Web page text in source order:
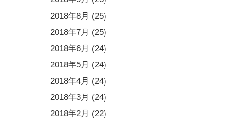
2018年8月 (25)
2018年7月 (25)
2018年6月 (24)
2018年5月 (24)
2018年4月 (24)
2018年3月 (24)
2018年2月 (22)